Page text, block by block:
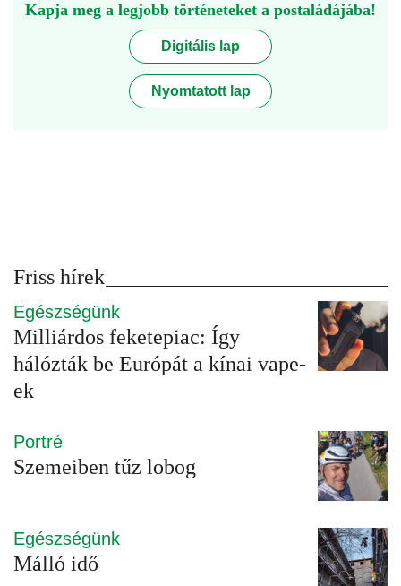
Kapja meg a legjobb történeteket a postaládájába!
Digitális lap
Nyomtatott lap
Friss hírek
Egészségünk
Milliárdos feketepiac: Így
hálózták be Európát a kínai vape-
ek
Portré
Szemeiben tűz lobog
Egészségünk
Málló idő